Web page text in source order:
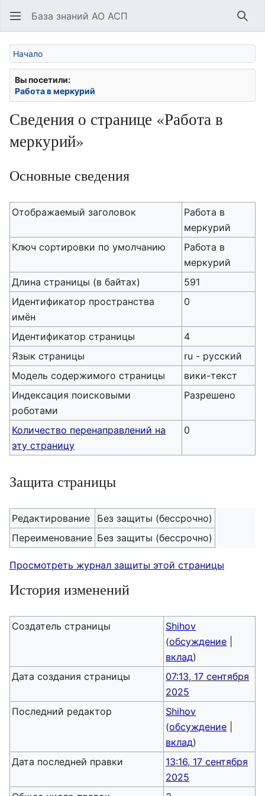
База знаний АО АСП
Начало
Вы посетили:
Работа в меркурий
Сведения о странице «Работа в
меркурий»
Основные сведения
Отображаемый заголовок
Работа в
меркурий
Ключ сортировки по умолчанию
Работа в
меркурий
Длина страницы (в байтах)
591
Идентификатор пространства
имён
0
Идентификатор страницы
4
Язык страницы
ru - русский
Модель содержимого страницы
вики-текст
Индексация поисковыми
роботами
Разрешено
Количество перенаправлений на
эту страницу
0
Защита страницы
Редактирование
Без защиты (бессрочно)
Переименование Без защиты (бессрочно)
Просмотреть журнал защиты этой страницы
История изменений
Создатель страницы
Shihov
(обсуждение
вклад)
Дата создания страницы
07:13, 17 сентября
2025
Последний редактор
Shihov
(обсуждение
вклад)
Дата последней правки
13:16, 17 сентября
2025